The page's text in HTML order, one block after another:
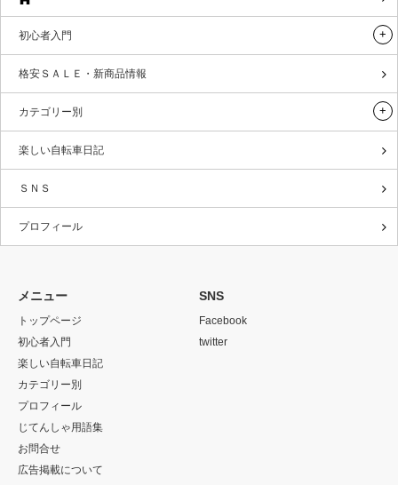
初心者入門
格安ＳＡＬＥ・新商品情報
カテゴリー別
楽しい自転車日記
ＳＮＳ
プロフィール
メニュー
トップページ
初心者入門
楽しい自転車日記
カテゴリー別
プロフィール
じてんしゃ用語集
お問合せ
広告掲載について
SNS
Facebook
twitter